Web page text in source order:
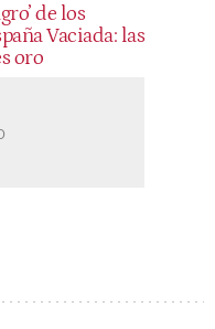
de los
Vaciada: las
oro